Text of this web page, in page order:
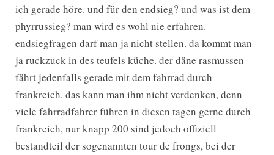
ich gerade höre. und für den endsieg? und was ist dem
phyrrussieg? man wird es wohl nie erfahren.
endsiegfragen darf man ja nicht stellen. da kommt man
ja ruckzuck in des teufels küche. der däne rasmussen
fährt jedenfalls gerade mit dem fahrrad durch
frankreich. das kann man ihm nicht verdenken, denn
viele fahrradfahrer führen in diesen tagen gerne durch
frankreich, nur knapp 200 sind jedoch offiziell
bestandteil der sogenannten tour de frongs, bei der